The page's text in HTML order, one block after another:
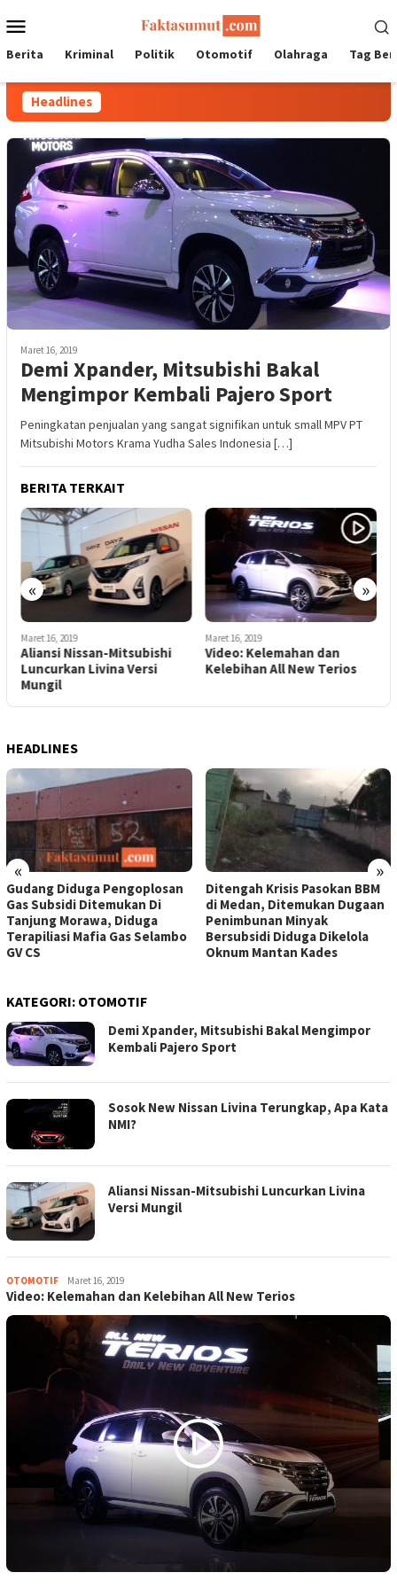
ke
kontenMobile
Berita Kriminal Politik Otomotif Olahraga Tag
Headlines
Maret 16, 2019
Demi Xpander, Mitsubishi Bakal
Mengimpor Kembali Pajero Sport
Peningkatan penjualan yang sangat signifikan untuk small MPV PT
Mitsubishi Motors Krama Yudha Sales Indonesia […]
BERITA TERKAIT
« »
Maret 16, 2019
Aliansi Nissan-Mitsubishi
Luncurkan Livina Versi
Mungil
Maret 16, 2019
Video: Kelemahan dan
Kelebihan All New Terios
HEADLINES
« »
Gudang Diduga Pengoplosan
Gas Subsidi Ditemukan Di
Tanjung Morawa, Diduga
Terapiliasi Mafia Gas Selambo
GV CS
Ditengah Krisis Pasokan BBM
di Medan, Ditemukan Dugaan
Penimbunan Minyak
Bersubsidi Diduga Dikelola
Oknum Mantan Kades
KATEGORI: OTOMOTIF
Demi Xpander, Mitsubishi Bakal Mengimpor
Kembali Pajero Sport
Sosok New Nissan Livina Terungkap, Apa Kata
NMI?
Aliansi Nissan-Mitsubishi Luncurkan Livina
Versi Mungil
OTOMOTIF Rafiq
Maret 16, 2019
Video: Kelemahan dan Kelebihan All New Terios